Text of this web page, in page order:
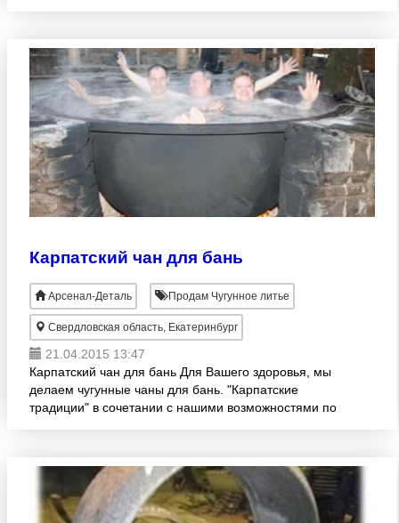
Карпатский чан для бань
Арсенал-Деталь Продам Чугунное литье
Свердловская область, Екатеринбург
21.04.2015 13:47
Карпатский чан для бань Для Вашего здоровья, мы
делаем чугунные чаны для бань. "Карпатские
традиции" в сочетании с нашими возможностями по